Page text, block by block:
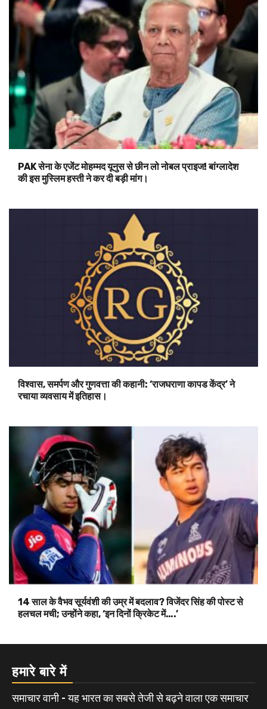
PAK सेना के एजेंट मोहम्मद यूनुस से छीन लो नोबल प्राइज! बांग्लादेश
की इस मुस्लिम हस्ती ने कर दी बड़ी मांग।
विश्वास, समर्पण और गुणवत्ता की कहानी: ‘राजघराणा कापड केंद्र’ ने
रचाया व्यवसाय में इतिहास।
14 साल के वैभव सूर्यवंशी की उम्र में बदलाव? विजेंदर सिंह की पोस्ट से
हलचल मची; उन्होंने कहा, ‘इन दिनों क्रिकेट में….’
हमारे बारे में
समाचार वानी - यह भारत का सबसे तेजी से बढ़ने वाला एक समाचार